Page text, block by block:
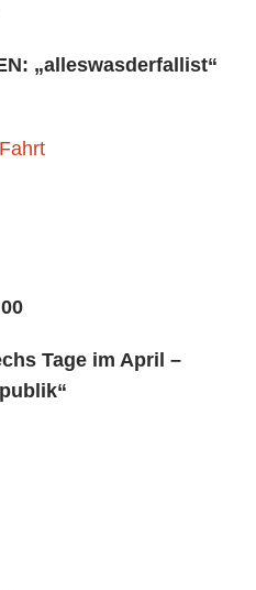
„alleswasderfallist“
Tage im April –